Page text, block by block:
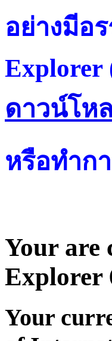
อย่างมีอ
Explorer
ดาวน์โห
หรือทำก
Your are
Explorer
Your